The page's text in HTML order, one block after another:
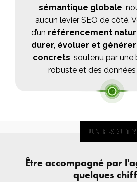
sémantique globale,
aucun levier SEO de côté.
d’un référencement
durer, évoluer et
concrets, soutenu par
robuste et des données
UN PROJET ?
UN PROJET ?
Être accompagné par
quelques